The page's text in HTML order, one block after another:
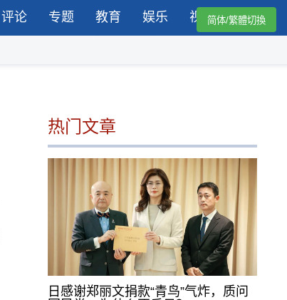
评论 专题 教育 娱乐 视频简体/繁體切換
热门文章
日感谢郑丽文捐款“青鸟”气炸，质问